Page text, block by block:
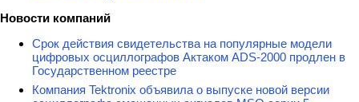
Новости компаний
Срок действия свидетельства на популярные модели
цифровых осциллографов Актаком ADS-2000 продлен в
Государственном реестре
Компания Tektronix объявила о выпуске новой версии